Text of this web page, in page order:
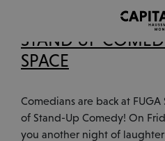
STAND UP
SPACE
Comedians are back at
of Stand-Up Comedy! On
you another night of